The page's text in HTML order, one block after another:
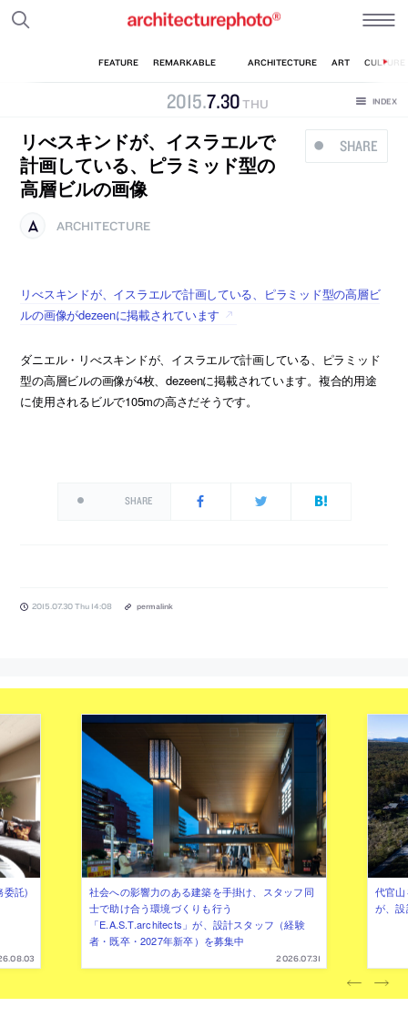
2015.7.30 THU
SHARE
リべスキンドが、イスラエルで
計画している、ピラミッド型の
高層ビルの画像
ARCHITECTURE
リべスキンドが、イスラエルで計画している、ピラミッド型の高層ビ
ルの画像がdezeenに掲載されています
ダニエル・リべスキンドが、イスラエルで計画している、ピラミッド
型の高層ビルの画像が4枚、dezeenに掲載されています。複合的用途
に使用されるビルで105mの高さだそうです。
SHARE
2015.07.30 Thu 14:08 permalink
委託)
社会への影響力のある建築を手掛け、スタッフ同
士で助け合う環境づくりも行う
「E.A.S.T.architects」が、設計スタッフ（経験
者・既卒・2027年新卒）を募集中
2026.07.31
代官
が、